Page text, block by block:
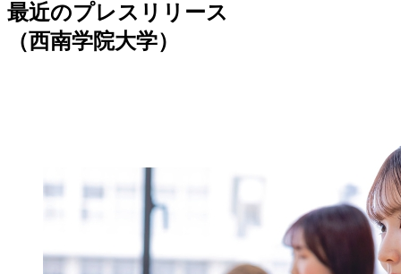
最近のプレスリリース
（西南学院大学）